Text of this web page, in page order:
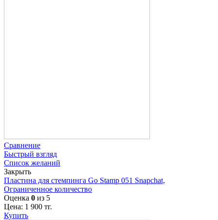
Сравнение
Быстрый взгляд
Список желаний
Закрыть
Пластина для стемпинга Go Stamp 051 Snapchat,
Ограниченное количество
Оценка 0 из 5
Цена: 1 900 тг.
Купить